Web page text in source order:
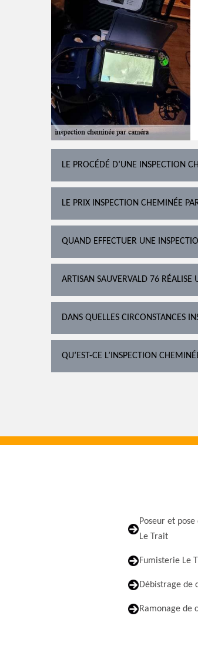
LE PROCÉDÉ D’UNE INSPECTION
LE PRIX INSPECTION CHEMINÉE
QUAND EFFECTUER UNE
ARTISAN SAUVERVALD 76 RÉALISE
DANS QUELLES CIRCONSTANCES
QU’EST-CE L’INSPECTION
Poseur et
Le Trait
Fumisterie Le
Débistrage de
Ramonage de